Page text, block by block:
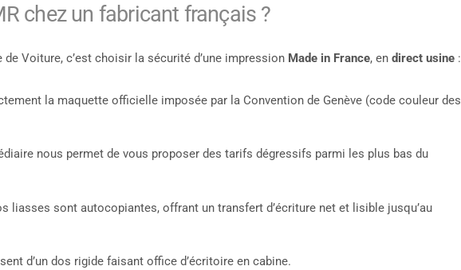
chez un fabricant français ?
Voiture, c’est choisir la sécurité d’une impression Made in France, en direct usine :
la maquette officielle imposée par la Convention de Genève (code couleur des
nous permet de vous proposer des tarifs dégressifs parmi les plus bas du
liasses sont autocopiantes, offrant un transfert d’écriture net et lisible jusqu’au
d’un dos rigide faisant office d’écritoire en cabine.